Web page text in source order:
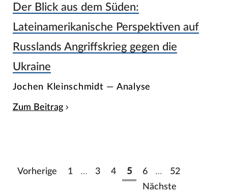
Der Blick aus dem Süden:
Lateinamerikanische Perspektiven auf
Russlands Angriffskrieg gegen die
Ukraine
Jochen Kleinschmidt — Analyse
Zum Beitrag
Vorherige 1 … 3 4 5 6 …
52
Nächste